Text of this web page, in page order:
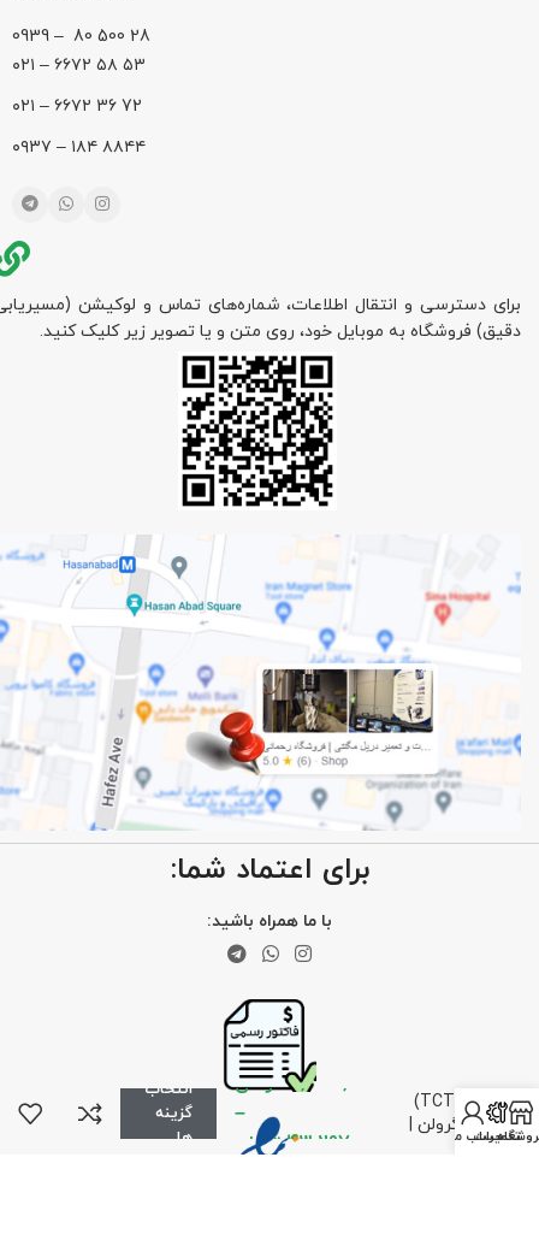
28 500 80 – 0939
۵۳ ۵۸ ۶۶۷۲ – ۰۲۱
72 36 ۶۶۷۲ – ۰۲۱
۸۸۴۴ ۱۸۴ – ۰۹۳۷
برای دسترسی و انتقال اطلاعات، شماره‌های تماس و لوکیشن
دقیق) فروشگاه به موبایل خود، روی متن و یا تصویر زیر کلیک کنید.
برای اعتماد شما:
با ما همراه باشید:
تعمیرات
حساب من
(TCT)
گرولن |
عمق
5,475,000 تومان
–
43,297,000 تومان
انتخاب
گزینه
ها